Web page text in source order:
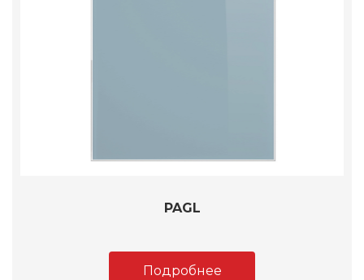
PAGL
Подробнее